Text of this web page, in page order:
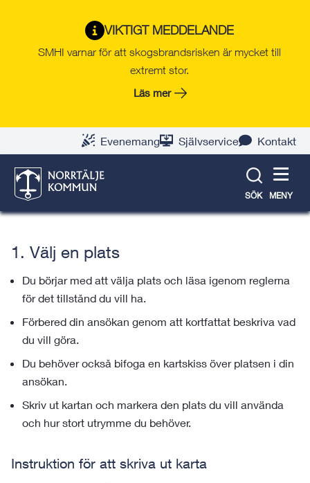
VIKTIGT MEDDELANDE
SMHI varnar för att skogsbrandsrisken är mycket till
extremt stor.
Läs mer
Evenemang Självservice Kontakt
SÖK MENY
Jobb & företag
När du vill använda offentlig plats för din
uteservering behöver du söka polistillstånd.
Handläggningstiden ökar under mars–augusti ,
så se till att ansöka i god tid.
1. Välj en plats
Du börjar med att välja plats och läsa igenom reglerna
för det tillstånd du vill ha.
Förbered din ansökan genom att kortfattat beskriva vad
du vill göra.
Du behöver också bifoga en kartskiss över platsen i din
ansökan.
Skriv ut kartan och markera den plats du vill använda
och hur stort utrymme du behöver.
Instruktion för att skriva ut karta